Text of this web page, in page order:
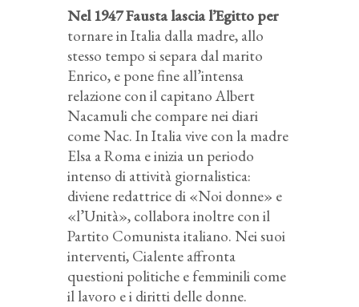
Nel 1947 Fausta lascia l’Egitto per
tornare in Italia dalla madre, allo
stesso tempo si separa dal marito
Enrico, e pone fine all’intensa
relazione con il capitano Albert
Nacamuli che compare nei diari
come Nac. In Italia vive con la madre
Elsa a Roma e inizia un periodo
intenso di attività giornalistica:
diviene redattrice di «Noi donne» e
«l’Unità», collabora inoltre con il
Partito Comunista italiano. Nei suoi
interventi, Cialente affronta
questioni politiche e femminili come
il lavoro e i diritti delle donne.